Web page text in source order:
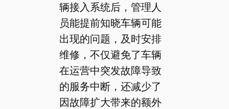
辆接入系统后，管理人
员能提前知晓车辆可能
出现的问题，及时安排
维修，不仅避免了车辆
在运营中突发故障导致
的服务中断，还减少了
因故障扩大带来的额外